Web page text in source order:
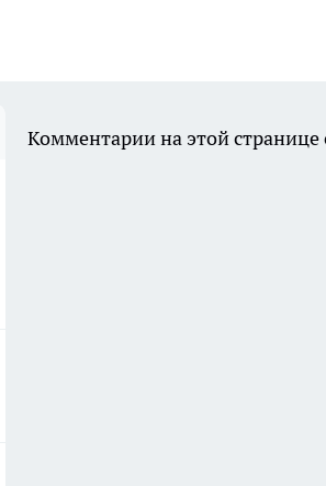
Комментарии на этой